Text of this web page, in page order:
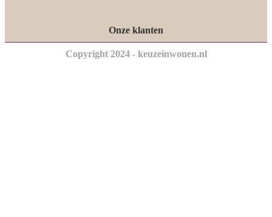
Onze klanten
Copyright 2024 - keuzeinwonen.nl